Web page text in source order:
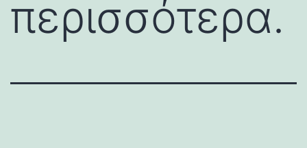
περισσότερα.